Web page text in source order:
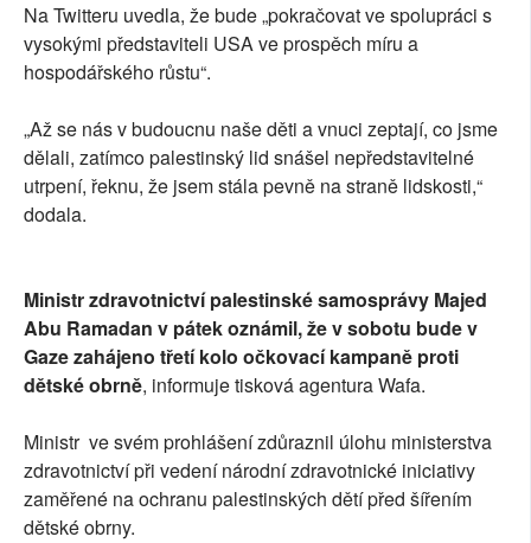
Na Twitteru uvedla, že bude „pokračovat ve spolupráci s
vysokými představiteli USA ve prospěch míru a
hospodářského růstu“.
„Až se nás v budoucnu naše děti a vnuci zeptají, co jsme
dělali, zatímco palestinský lid snášel nepředstavitelné
utrpení, řeknu, že jsem stála pevně na straně lidskosti,“
dodala.
Ministr zdravotnictví palestinské samosprávy Majed
Abu Ramadan v pátek oznámil, že v sobotu bude v
Gaze zahájeno třetí kolo očkovací kampaně proti
dětské obrně, informuje tisková agentura Wafa.
Ministr ve svém prohlášení zdůraznil úlohu ministerstva
zdravotnictví při vedení národní zdravotnické iniciativy
zaměřené na ochranu palestinských dětí před šířením
dětské obrny.